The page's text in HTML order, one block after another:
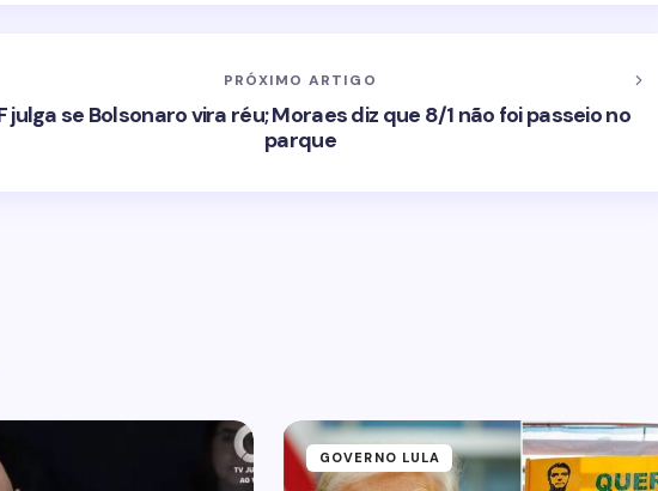
PRÓXIMO ARTIGO
julga se Bolsonaro vira réu; Moraes diz que 8/1 não foi passeio no
parque
GOVERNO LULA